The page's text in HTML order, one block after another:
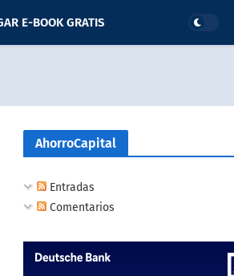
E-BOOK GRATIS
AhorroCapital
Entradas
Comentarios